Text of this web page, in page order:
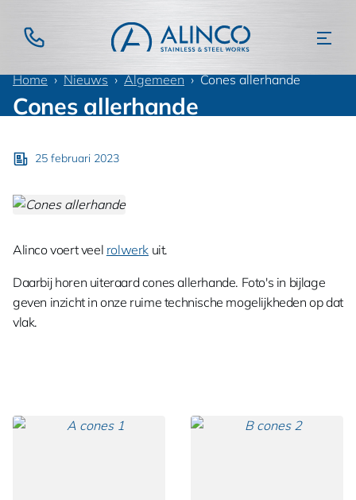
Home Nieuws Algemeen Cones allerhande
Cones allerhande
25 februari 2023
Alinco voert veel rolwerk uit.
Daarbij horen uiteraard cones allerhande. Foto's in bijlage
geven inzicht in onze ruime technische mogelijkheden op dat
vlak.